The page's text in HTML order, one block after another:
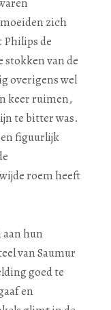
zich
Philips de
stokken van de
overigens wel
keer ruimen,
te bitter was.
figuurlijk
roem heeft
aan hun
van Saumur
goed te
en